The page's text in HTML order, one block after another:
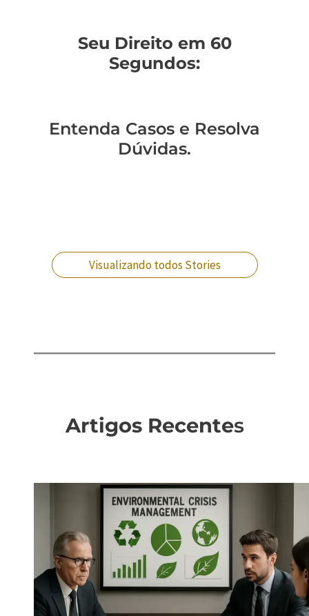
Seu Direito em 60
Segundos:
Entenda Casos e Resolva
Dúvidas.
Visualizando todos Stories
Artigos Recentes